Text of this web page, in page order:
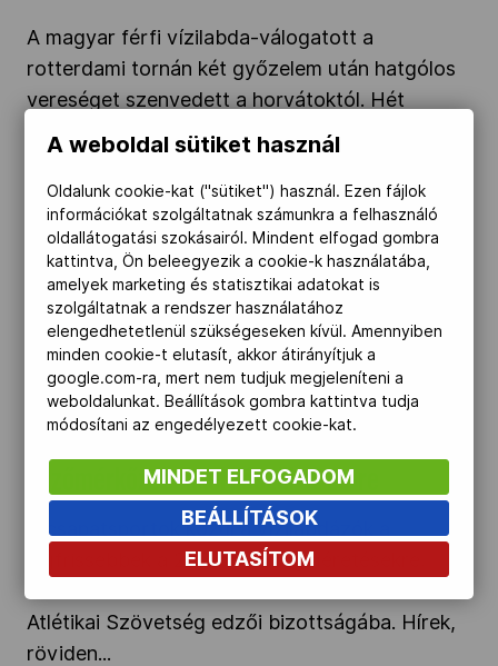
A magyar férfi vízilabda-válogatott a
rotterdami tornán két győzelem után hatgólos
vereséget szenvedett a horvátoktól. Hét
magyarra szavazhatunk a LEN honlapján a
Tóth Zita 37. lett Semmeringen. Vas Kata Blanka
negyedik a szezon első vk-futamán.
A férfi vízilabda-válogatott edzőmérkőzésekkel
készül az Eb-re" />
2025.12.22.
A férfi vízilabda-válogatott
edzőmérkőzésekkel készül az Eb-re
A csapatsportok közül a vízilabdázók a
legfrissebbek a 2026. évi megméretésekre.
Atlétikai Szövetség edzői bizottságába. Hírek,
röviden...
A weboldal sütiket használ
Oldalunk cookie-kat ("sütiket") használ. Ezen fájlok
információkat szolgáltatnak számunkra a felhasználó
oldallátogatási szokásairól. Mindent elfogad gombra
kattintva, Ön beleegyezik a cookie-k használatába,
amelyek marketing és statisztikai adatokat is
szolgáltatnak a rendszer használatához
elengedhetetlenül szükségeseken kívül. Amennyiben
minden cookie-t elutasít, akkor átirányítjuk a
google.com-ra, mert nem tudjuk megjeleníteni a
weboldalunkat. Beállítások gombra kattintva tudja
módosítani az engedélyezett cookie-kat.
MINDET ELFOGADOM
BEÁLLÍTÁSOK
ELUTASÍTOM